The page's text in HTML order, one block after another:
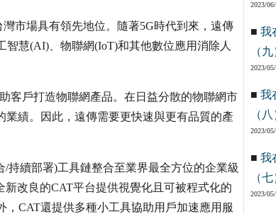
市場具有領先地位。隨著5G時代到來，遠傳
慧(AI)、物聯網(IoT)和其他數位應用消除人
客戶打造物聯網產品。在日益分散的物聯網市
績。因此，遠傳需要更快速與更有品質的產
/持續部署)工具鏈整合至業界最全方位的企業級
新改良的CAT平台提供視覺化且可被程式化的
CAT還提供多種小工具協助用戶加速應用服
2023/
■ 我
（
2023/
■ 我
（
2023/05/
■ 我
（
2023/